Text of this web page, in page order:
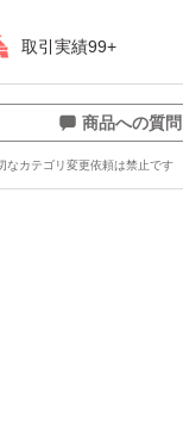
取引実績99+
商品への質問
なカテゴリ変更依頼は禁止です